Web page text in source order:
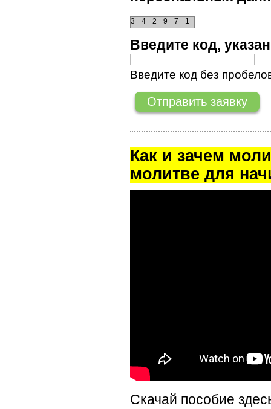
1
7
9
2
4
3
Введите код,
Введите код без
Как и зачем
молитве для
Скачай пособие